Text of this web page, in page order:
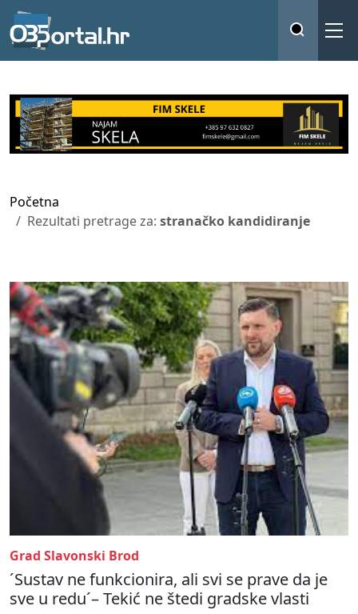
Početna
Rezultati pretrage za: stranačko kandidiranje
Grad Slavonski Brod
´Sustav ne funkcionira, ali svi se prave da je
sve u redu´– Tekić ne štedi gradske vlasti